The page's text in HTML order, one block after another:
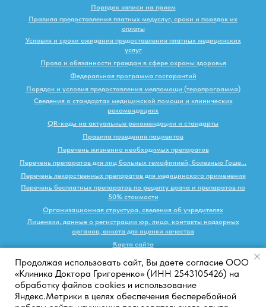
Продолжая использовать сайт, Вы даете согласие ООО
«Клиника Доктора Григоренко» (ИНН 2543105426) на
обработку файлов cookies и использование
Яндекс.Метрики в целях обеспечения бесперебойной
Порядок записи на прием
Правила предоставления платных медуслуг, сроки и порядок их
оплаты
Условия и сроки ожидания предоставления платных медицинских
услуг
Права и обязанности граждан в сфере охраны здоровья
Федеральная программа госгарантий
Порядок и условия предоставления медпомощи (террпрограмма)
Сведения о стандартах медицинской помощи и клинических
рекомендациях
QR-коды на актуальные рекомендации и стандарты
Правила поведения пациентов
Перечень жизненно необходимых препаратов
Перечень препаратов для лиц больных гемофилией, болезнью Гоше...
Перечень лекарственных препаратов для медицинского применения
Перечень бесплатных препаратов по рецепту врача и препаратов по
50% стоимости
Организационная структура, сведения об учредителях
Лицензии, данные о регистрации юр. лица, контакты надзорных
органов, анкета для оценки качества
Карта сайта
Наверх